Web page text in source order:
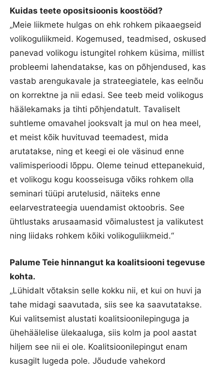
Kuidas teete opositsioonis koostööd?
„Meie liikmete hulgas on ehk rohkem pikaaegseid
volikoguliikmeid. Kogemused, teadmised, oskused
panevad volikogu istungitel rohkem küsima, millist
probleemi lahendatakse, kas on põhjendused, kas
vastab arengukavale ja strateegiatele, kas eelnõu
on korrektne ja nii edasi. See teeb meid volikogus
häälekamaks ja tihti põhjendatult. Tavaliselt
suhtleme omavahel jooksvalt ja mul on hea meel,
et meist kõik huvituvad teemadest, mida
arutatakse, ning et keegi ei ole väsinud enne
valimisperioodi lõppu. Oleme teinud ettepanekuid,
et volikogu kogu koosseisuga võiks rohkem olla
seminari tüüpi arutelusid, näiteks enne
eelarvestrateegia uuendamist oktoobris. See
ühtlustaks arusaamasid võimalustest ja valikutest
ning liidaks rohkem kõiki volikoguliikmeid.“
Palume Teie hinnangut ka koalitsiooni tegevuse
kohta.
„Lühidalt võtaksin selle kokku nii, et kui on huvi ja
tahe midagi saavutada, siis see ka saavutatakse.
Kui valitsemist alustati koalitsioonilepinguga ja
ühehäälelise ülekaaluga, siis kolm ja pool aastat
hiljem see nii ei ole. Koalitsioonilepingut enam
kusagilt lugeda pole. Jõudude vahekord